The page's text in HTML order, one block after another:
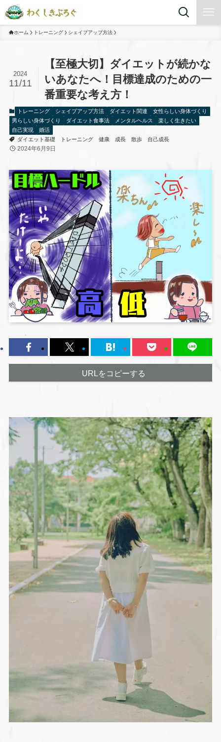
ホーム トレーニング シェイプアップ方法
【至極大切】ダイエットが続かな
いあなたへ！目標達成のための一
番重要な考え方！
2024
11/11
トレーニング シェイプアップ方法 ダイエット関連
女性らしい身体づくり
男らしい身体づくり
ダイエット食事法 メンタルヘルス
楽しく生きたい
自己実現
婚活
ダイエット基礎
トレーニング 健康 成長 散歩 自己成長
2024年6月9日
URLをコピーする